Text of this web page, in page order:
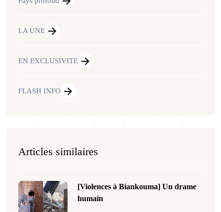
LA UNE
EN EXCLUSIVITE
FLASH INFO
Articles similaires
[Violences à Biankouma] Un drame
humain